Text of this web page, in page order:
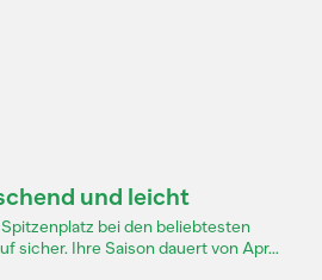
und leicht
bei den beliebtesten
sicher. Ihre Saison dauert von Apr...